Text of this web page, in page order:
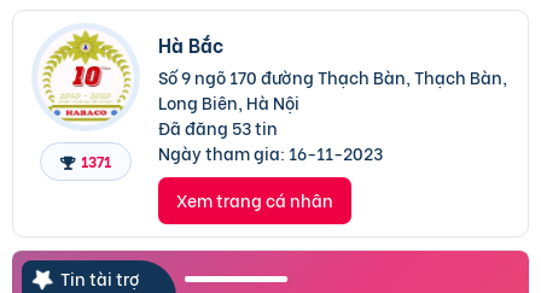
1371
Hà Bắc
Số 9 ngõ 170 đường Thạch Bàn, Thạch Bàn,
Long Biên, Hà Nội
Đã đăng 53 tin
Ngày tham gia: 16-11-2023
Xem trang cá nhân
Tin tài trợ